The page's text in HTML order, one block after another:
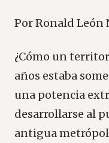
Por Ronald León
¿Cómo un
años estaba
una potencia
desarrollarse al
antigua